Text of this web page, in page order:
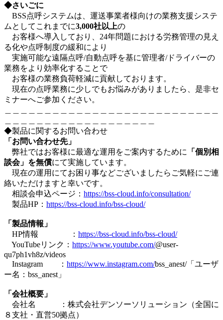
◆さいごに
BSS点呼システムは、運送事業者様向けの業務支援システ
ムとしてこれまでに3,000社以上の
お客様へ導入しており、24年問題における労務管理の見え
る化や点呼制度の緩和により
実施可能な遠隔点呼/自動点呼を基に管理者/ドライバーの
業務をより効率化することで
お客様の業務負荷軽減に貢献しております。
現在の点呼業務に少しでもお悩みがありましたら、是非セ
ミナーへご参加ください。
◆製品に関するお問い合わせ
「お問い合わせ先」
弊社ではお客様に最適な運用をご案内するために
「個別相
談会」を無償にて実施しています。
現在の運用にてお困り事などございましたらご気軽にご連
絡いただけますと幸いです。
相談会申込ページ： https://bss-cloud.info/consultation/
製品HP： https://bss-cloud.info/bss-cloud/
「製品情報」
HP情報 ： https://bss-cloud.info/bss-cloud/
YouTubeリンク： https://www.youtube.com/@user-
qu7ph1vh8z/videos
Instagram ： https://www.instagram.com/bss_anest/「ユーザ
ー名：bss_anest」
「会社概要」
会社名 ：株式会社デンソーソリューション（全国に
８支社・直営50拠点）